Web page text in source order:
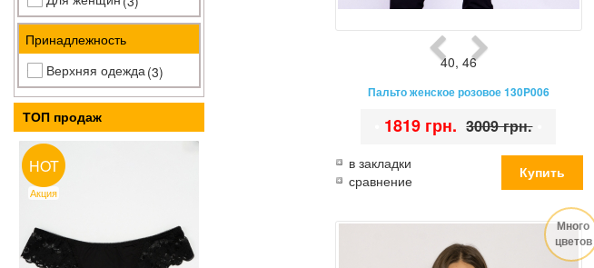
Принадлежность
Верхняя одежда (3)
ТОП продаж
HOT
Акция
40, 46
Пальто женское розовое 130P006
1819 грн. 3009 грн.
в закладки
сравнение
Много
цветов